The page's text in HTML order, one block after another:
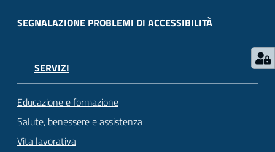
SEGNALAZIONE PROBLEMI DI ACCESSIBILITÀ
SERVIZI
Educazione e formazione
Salute, benessere e assistenza
Vita lavorativa